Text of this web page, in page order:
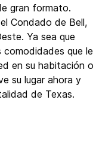
gran formato.
Condado de Bell,
Ya sea que
comodidades que le
en su habitación o
su lugar ahora y
de Texas.